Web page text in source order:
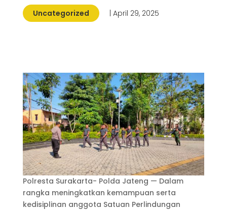
Uncategorized | April 29, 2025
Polresta Surakarta- Polda Jateng — Dalam
rangka meningkatkan kemampuan serta
kedisiplinan anggota Satuan Perlindungan